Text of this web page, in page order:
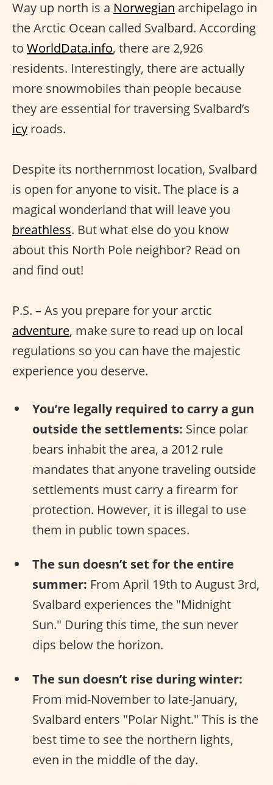
Way up north is a Norwegian archipelago in
the Arctic Ocean called Svalbard. According
to WorldData.info, there are 2,926
residents. Interestingly, there are actually
more snowmobiles than people because
they are essential for traversing Svalbard’s
icy roads.
Despite its northernmost location, Svalbard
is open for anyone to visit. The place is a
magical wonderland that will leave you
breathless. But what else do you know
about this North Pole neighbor? Read on
and find out!
P.S. – As you prepare for your arctic
adventure, make sure to read up on local
regulations so you can have the majestic
experience you deserve.
You’re legally required to carry a gun
outside the settlements: Since polar
bears inhabit the area, a 2012 rule
mandates that anyone traveling outside
settlements must carry a firearm for
protection. However, it is illegal to use
them in public town spaces.
The sun doesn’t set for the entire
summer: From April 19th to August 3rd,
Svalbard experiences the "Midnight
Sun." During this time, the sun never
dips below the horizon.
The sun doesn’t rise during winter:
From mid-November to late-January,
Svalbard enters "Polar Night." This is the
best time to see the northern lights,
even in the middle of the day.